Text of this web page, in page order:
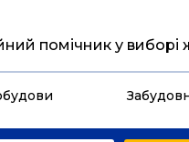
помічник у виборі